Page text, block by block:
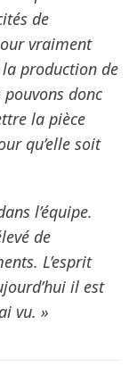
de
vraiment
production de
donc
la pièce
qu’elle soit
l’équipe.
de
L’esprit
il est
vu. »